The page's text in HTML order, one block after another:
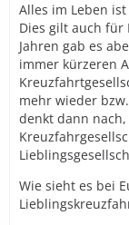
Alles im Leben
Dies gilt auch für
Jahren gab es
immer kürzeren
mehr wieder
denkt dann
Wie sieht es bei